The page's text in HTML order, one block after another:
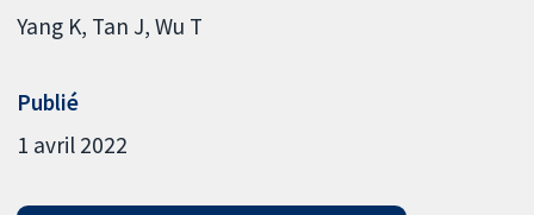
Yang K Tan J Wu T
Publié
1 avril 2022